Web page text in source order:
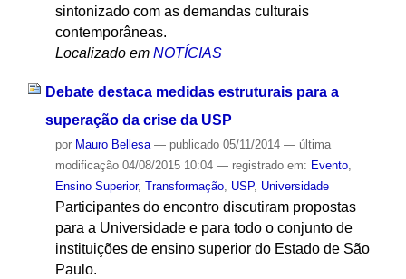
sintonizado com as demandas culturais
contemporâneas.
Localizado em NOTÍCIAS
Debate destaca medidas estruturais para a
superação da crise da USP
por Mauro Bellesa — publicado05/11/2014 — última
modificação04/08/2015 10:04 — registrado em: Evento,
Ensino Superior, Transformação, USP, Universidade
Participantes do encontro discutiram propostas
para a Universidade e para todo o conjunto de
instituições de ensino superior do Estado de São
Paulo.